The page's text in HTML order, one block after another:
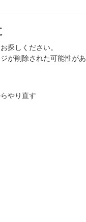
探しください。
が削除された可能性があ
やり直す